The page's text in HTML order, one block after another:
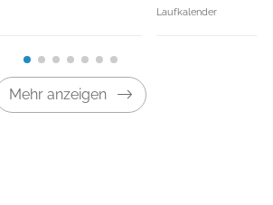
Laufkalender
Mehr anzeigen